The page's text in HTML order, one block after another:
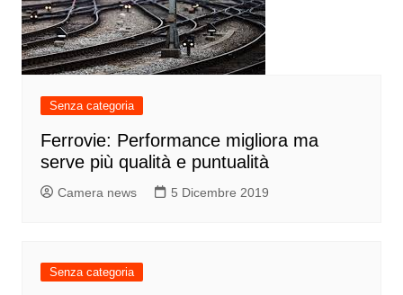
Senza categoria
Ferrovie: Performance migliora ma
serve più qualità e puntualità
Camera news 5 Dicembre 2019
Senza categoria